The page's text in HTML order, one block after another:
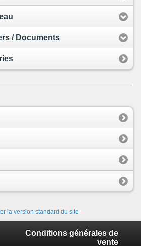
/ Documents
la version standard du site
Conditions générales de
vente